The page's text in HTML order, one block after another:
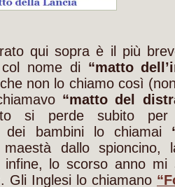
qui sopra è il più
nome di “matto
non lo chiamo così
“matto del
si perde subito
dei bambini lo chiamai
maestà dallo
infine, lo scorso anno
. Gli Inglesi lo chiamano